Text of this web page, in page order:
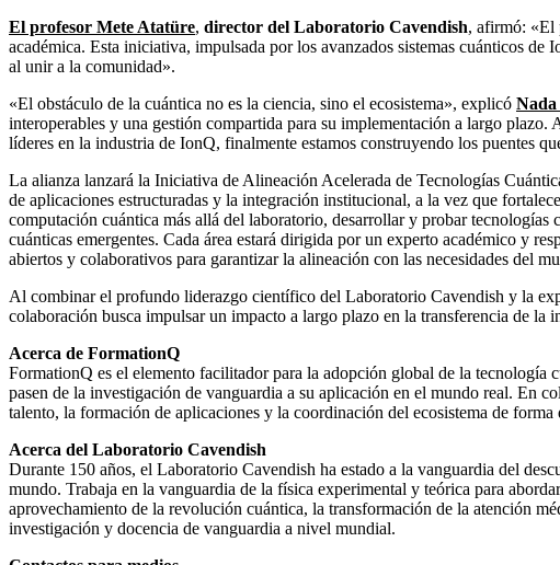
El profesor Mete Atatüre, director del Laboratorio Cavendish, afirmó: «El
académica. Esta iniciativa, impulsada por los avanzados sistemas cuánticos
al unir a la comunidad».
«El obstáculo de la cuántica no es la ciencia, sino el ecosistema», explicó
interoperables y una gestión compartida para su implementación a largo
líderes en la industria de IonQ, finalmente estamos construyendo los puentes
La alianza lanzará la Iniciativa de Alineación Acelerada de Tecnologías
de aplicaciones estructuradas y la integración institucional, a la vez que
computación cuántica más allá del laboratorio, desarrollar y probar tecnologías
cuánticas emergentes. Cada área estará dirigida por un experto académico y
abiertos y colaborativos para garantizar la alineación con las necesidades del
Al combinar el profundo liderazgo científico del Laboratorio Cavendish y la
colaboración busca impulsar un impacto a largo plazo en la transferencia de
Acerca de FormationQ
FormationQ es el elemento facilitador para la adopción global de la tecnología
pasen de la investigación de vanguardia a su aplicación en el mundo real. En
talento, la formación de aplicaciones y la coordinación del ecosistema de
Acerca del Laboratorio Cavendish
Durante 150 años, el Laboratorio Cavendish ha estado a la vanguardia del
mundo. Trabaja en la vanguardia de la física experimental y teórica para
aprovechamiento de la revolución cuántica, la transformación de la atención
investigación y docencia de vanguardia a nivel mundial.